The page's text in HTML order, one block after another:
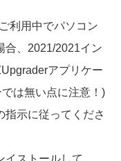
利用中でパソコン
合、2021/2021イン
アプリケー
は無い点に注意！)
指示に従ってくださ
ストールして、